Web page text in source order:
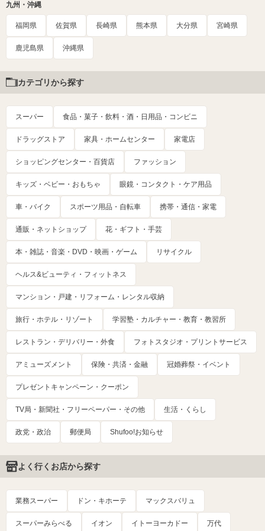
九州・沖縄
福岡県 佐賀県 長崎県 熊本県 大分県 宮崎県
鹿児島県 沖縄県
カテゴリから探す
スーパー 食品・菓子・飲料・酒・日用品・コンビニ
ドラッグストア 家具・ホームセンター 家電店
ショッピングセンター・百貨店 ファッション
キッズ・ベビー・おもちゃ 眼鏡・コンタクト・ケア用品
車・バイク スポーツ用品・自転車 携帯・通信・家電
通販・ネットショップ 花・ギフト・手芸
本・雑誌・音楽・DVD・映画・ゲーム リサイクル
ヘルス&ビューティ・フィットネス
マンション・戸建・リフォーム・レンタル収納
旅行・ホテル・リゾート 学習塾・カルチャー・教育・教習所
レストラン・デリバリー・外食 フォトスタジオ・プリントサービス
アミューズメント 保険・共済・金融 冠婚葬祭・イベント
プレゼントキャンペーン・クーポン
TV局・新聞社・フリーペーパー・その他 生活・くらし
政党・政治 郵便局 Shufoo!お知らせ
よく行くお店から探す
業務スーパー ドン・キホーテ マックスバリュ
スーパーみらべる イオン イトーヨーカドー 万代